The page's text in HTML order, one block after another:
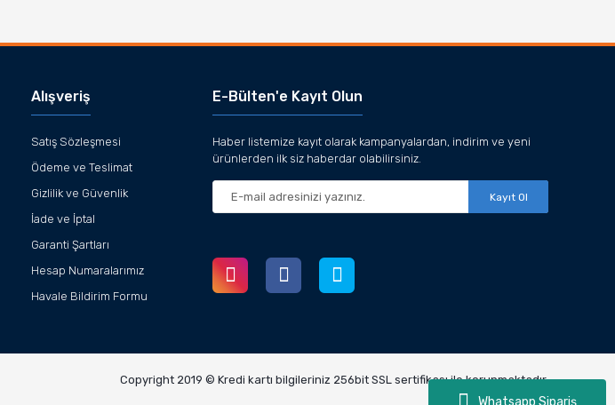
Whatsapp Sipariş
Alışveriş
Satış Sözleşmesi
Ödeme ve Teslimat
Gizlilik ve Güvenlik
İade ve İptal
Garanti Şartları
Hesap Numaralarımız
Havale Bildirim Formu
E-Bülten'e Kayıt Olun
Haber listemize kayıt olarak kampanyalardan, indirim ve yeni
ürünlerden ilk siz haberdar olabilirsiniz.
Kayıt Ol
Copyright 2019 © Kredi kartı bilgileriniz 256bit SSL sertifikası ile korunmaktadır.